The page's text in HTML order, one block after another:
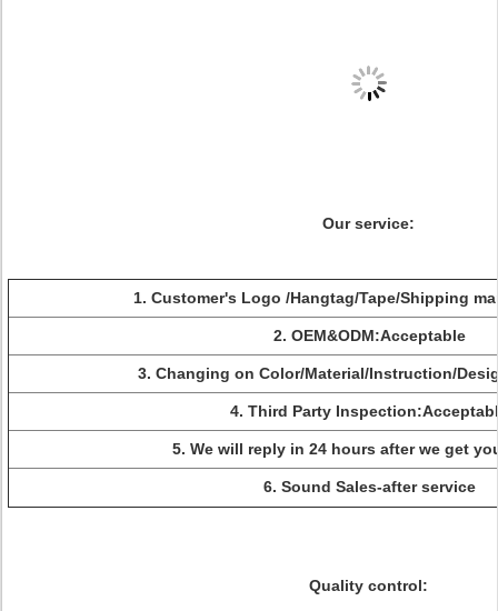
Our service:
1. Customer's Logo /Hangtag/Tape/Shipping
2. OEM&ODM:Acceptable
3. Changing on Color/Material/Instruction/
4. Third Party
5. We will reply in 24 hours after we get
6. Sound Sales-after service
Quality control: